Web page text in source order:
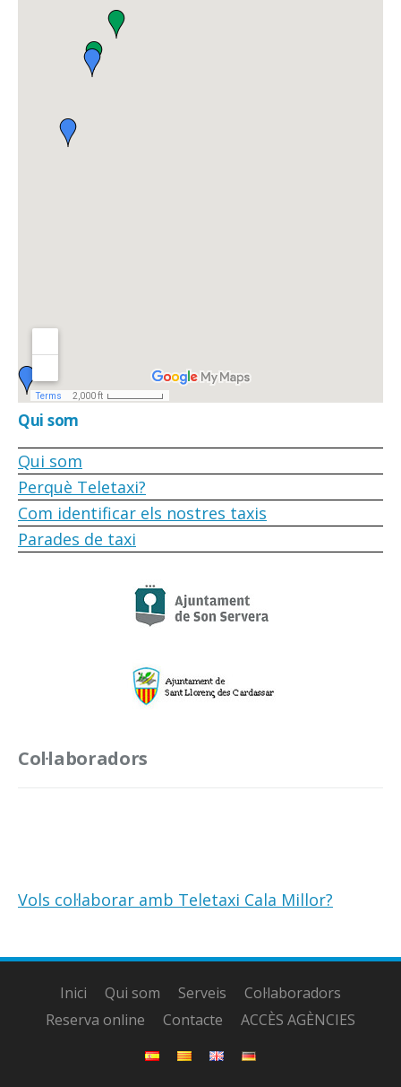
Qui som
Qui som
Perquè Teletaxi?
Com identificar els nostres taxis
Parades de taxi
Col·laboradors
Vols col·laborar amb Teletaxi Cala Millor?
Inici Qui som Serveis
Col·laboradors
Reserva online
Contacte ACCÈS AGÈNCIES